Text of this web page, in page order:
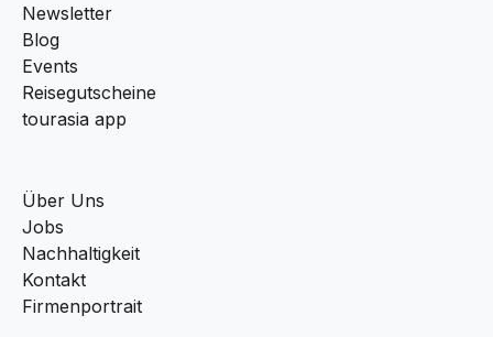
Newsletter
Blog
Events
Reisegutscheine
tourasia app
Über Uns
Jobs
Nachhaltigkeit
Kontakt
Firmenportrait